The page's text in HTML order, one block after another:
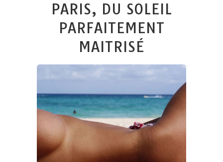
PARIS, DU SOLEIL
PARFAITEMENT
MAITRISÉ